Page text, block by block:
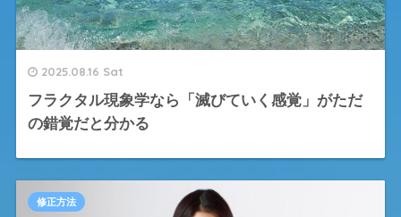
2025.08.16 Sat
フラクタル現象学なら「滅びていく感覚」がただ
の錯覚だと分かる
修正方法